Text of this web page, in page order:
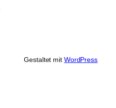
Gestaltet mit WordPress